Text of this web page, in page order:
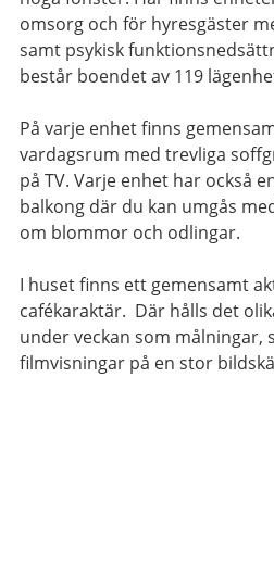
omsorg och för hyresgäster
samt psykisk
består boendet av 119
På varje enhet finns
vardagsrum med trevliga
på TV. Varje enhet har också
balkong där du kan umgås
om blommor och odlingar.
I huset finns ett gemensamt
cafékaraktär. Där hålls det
under veckan som målningar,
filmvisningar på en stor